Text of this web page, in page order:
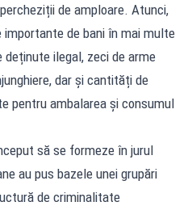
de amploare. Atunci,
de bani în mai multe
ilegal, zeci de arme
dar și cantități de
pentru ambalarea și consumul
să se formeze în jurul
au pus bazele unei grupări
de criminalitate